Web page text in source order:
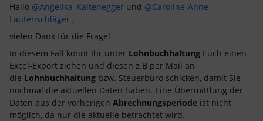
Hallo @Angelika_Kaltenegger und @Caroline-Anne
Lautenschläger ,
vielen Dank für die Frage!
In diesem Fall könnt Ihr unter Lohnbuchhaltung Euch einen
Excel-Export ziehen und diesen z.B per Mail an
die Lohnbuchhaltung bzw. Steuerbüro schicken, damit Sie
nochmal die aktuellen Daten haben. Eine Übermittlung der
Daten aus der vorherigen Abrechnungsperiode ist nicht
möglich, da nur die aktuelle betrachtet wird.